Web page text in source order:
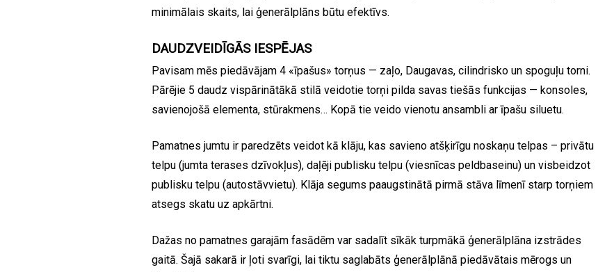
minimālais skaits, lai ģenerālplāns būtu efektīvs.
DAUDZVEIDĪGĀS IESPĒJAS
Pavisam mēs piedāvājam 4 «īpašus» torņus — zaļo, Daugavas, cilindrisko un spoguļu torni.
Pārējie 5 daudz vispārinātākā stilā veidotie torņi pilda savas tiešās funkcijas — konsoles,
savienojošā elementa, stūrakmens… Kopā tie veido vienotu ansambli ar īpašu siluetu.
Pamatnes jumtu ir paredzēts veidot kā klāju, kas savieno atšķirīgu noskaņu telpas – privātu
telpu (jumta terases dzīvokļus), daļēji publisku telpu (viesnīcas peldbaseinu) un visbeidzot
publisku telpu (autostāvvietu). Klāja segums paaugstinātā pirmā stāva līmenī starp torņiem
atsegs skatu uz apkārtni.
Dažas no pamatnes garajām fasādēm var sadalīt sīkāk turpmākā ģenerālplāna izstrādes
gaitā. Šajā sakarā ir ļoti svarīgi, lai tiktu saglabāts ģenerālplānā piedāvātais mērogs un